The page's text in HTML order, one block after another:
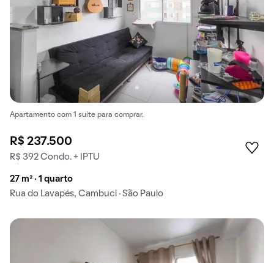
Apartamento com 1 suíte para comprar.
R$ 237.500
R$ 392 Condo. + IPTU
27 m² · 1 quarto
Rua do Lavapés, Cambuci · São Paulo